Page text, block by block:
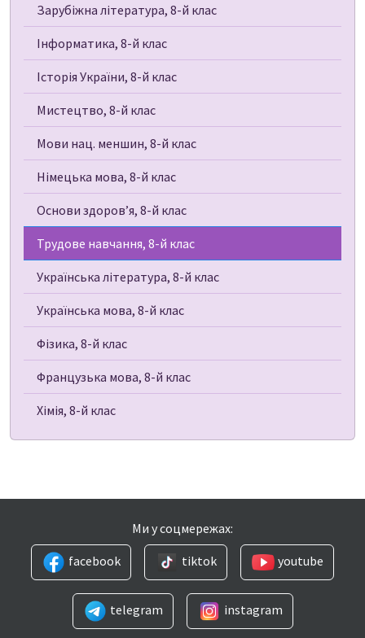
Зарубіжна література, 8-й клас
Інформатика, 8-й клас
Історія України, 8-й клас
Мистецтво, 8-й клас
Мови нац. меншин, 8-й клас
Німецька мова, 8-й клас
Основи здоров’я, 8-й клас
Трудове навчання, 8-й клас
Українська література, 8-й клас
Українська мова, 8-й клас
Фізика, 8-й клас
Французька мова, 8-й клас
Хімія, 8-й клас
Ми у соцмережах:
facebook
tiktok youtube
telegram instagram